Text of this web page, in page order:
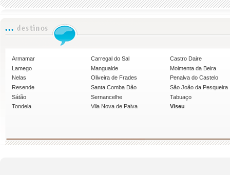
Armamar Carregal do Sal
Castro Daire
Lamego
Mangualde
Moimenta da Beira
Nelas
Oliveira de Frades
Penalva do Castelo
Resende
Santa Comba Dão
São João da Pesqueira
Sátão
Sernancelhe
Tabuaço
Tondela
Vila Nova de Paiva Viseu